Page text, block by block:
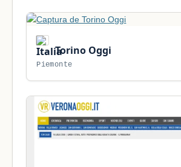
Torino Oggi
Piemonte